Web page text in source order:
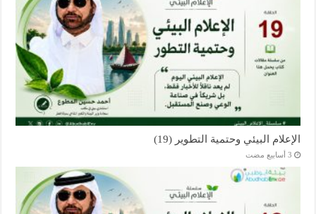
الإعلام البيئي وحتمية التطوير (19)